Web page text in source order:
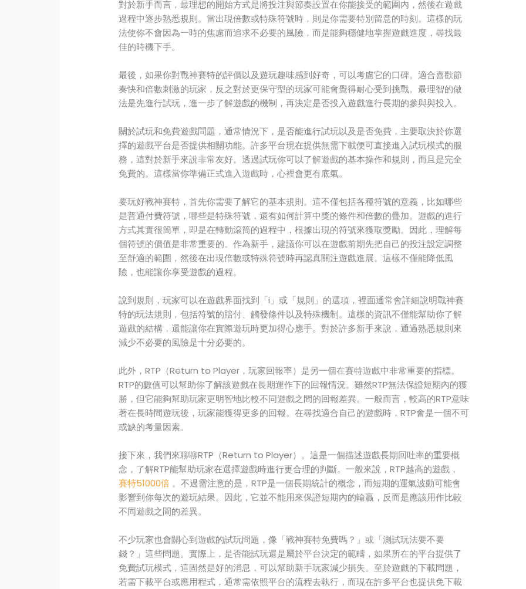
對於新手而言，最理想的開始方式是將投注與節奏設置在你能接受的範圍內，然後在遊戲
過程中逐步熟悉規則。當出現倍數或特殊符號時，則是你需要特別留意的時刻。這樣的玩
法使你不會因為一時的焦慮而追求不必要的風險，而是能夠穩健地掌握遊戲進度，尋找最
佳的時機下手。
最後，如果你對戰神賽特的評價以及遊玩趣味感到好奇，可以考慮它的口碑。適合喜歡節
奏快和倍數刺激的玩家，反之對於更保守型的玩家可能會覺得耐心受到挑戰。最理智的做
法是先進行試玩，進一步了解遊戲的機制，再決定是否投入遊戲進行長期的參與與投入。
關於試玩和免費遊戲問題，通常情況下，是否能進行試玩以及是否免費，主要取決於你選
擇的遊戲平台是否提供相關功能。許多平台現在提供無需下載便可直接進入試玩模式的服
務，這對於新手來說非常友好。透過試玩你可以了解遊戲的基本操作和規則，而且是完全
免費的。這樣當你準備正式進入遊戲時，心裡會更有底氣。
要玩好戰神賽特，首先你需要了解它的基本規則。這不僅包括各種符號的意義，比如哪些
是普通付費符號，哪些是特殊符號，還有如何計算中獎的條件和倍數的疊加。遊戲的進行
方式其實很簡單，即是在轉動滾筒的過程中，根據出現的符號來獲取獎勵。因此，理解每
個符號的價值是非常重要的。作為新手，建議你可以在遊戲前期先把自己的投注設定調整
至舒適的範圍，然後在出現倍數或特殊符號時再認真關注遊戲進展。這樣不僅能降低風
險，也能讓你享受遊戲的過程。
說到規則，玩家可以在遊戲界面找到「i」或「規則」的選項，裡面通常會詳細說明戰神賽
特的玩法規則，包括符號的賠付、觸發條件以及特殊機制。這樣的資訊不僅能幫助你了解
遊戲的結構，還能讓你在實際遊玩時更加得心應手。對於許多新手來說，通過熟悉規則來
減少不必要的風險是十分必要的。
此外，RTP（Return to Player，玩家回報率）是另一個在賽特遊戲中非常重要的指標。
RTP的數值可以幫助你了解該遊戲在長期運作下的回報情況。雖然RTP無法保證短期內的獲
勝，但它能夠幫助玩家更明智地比較不同遊戲之間的回報差異。一般而言，較高的RTP意味
著在長時間遊玩後，玩家能獲得更多的回報。在尋找適合自己的遊戲時，RTP會是一個不可
或缺的考量因素。
接下來，我們來聊聊RTP（Return to Player）。這是一個描述遊戲長期回吐率的重要概
念，了解RTP能幫助玩家在選擇遊戲時進行更合理的判斷。一般來說，RTP越高的遊戲，
賽特51000倍 。不過需注意的是，RTP是一個長期統計的概念，而短期的運氣波動可能會
影響到你每次的遊玩結果。因此，它並不能用來保證短期內的輸贏，反而是應該用作比較
不同遊戲之間的差異。
不少玩家也會關心到遊戲的試玩問題，像「戰神賽特免費嗎？」或「測試玩法要不要
錢？」這些問題。實際上，是否能試玩還是屬於平台決定的範疇，如果所在的平台提供了
免費試玩模式，這固然是好的消息，可以幫助新手玩家減少損失。至於遊戲的下載問題，
若需下載平台或應用程式，通常需依照平台的流程去執行，而現在許多平台也提供免下載